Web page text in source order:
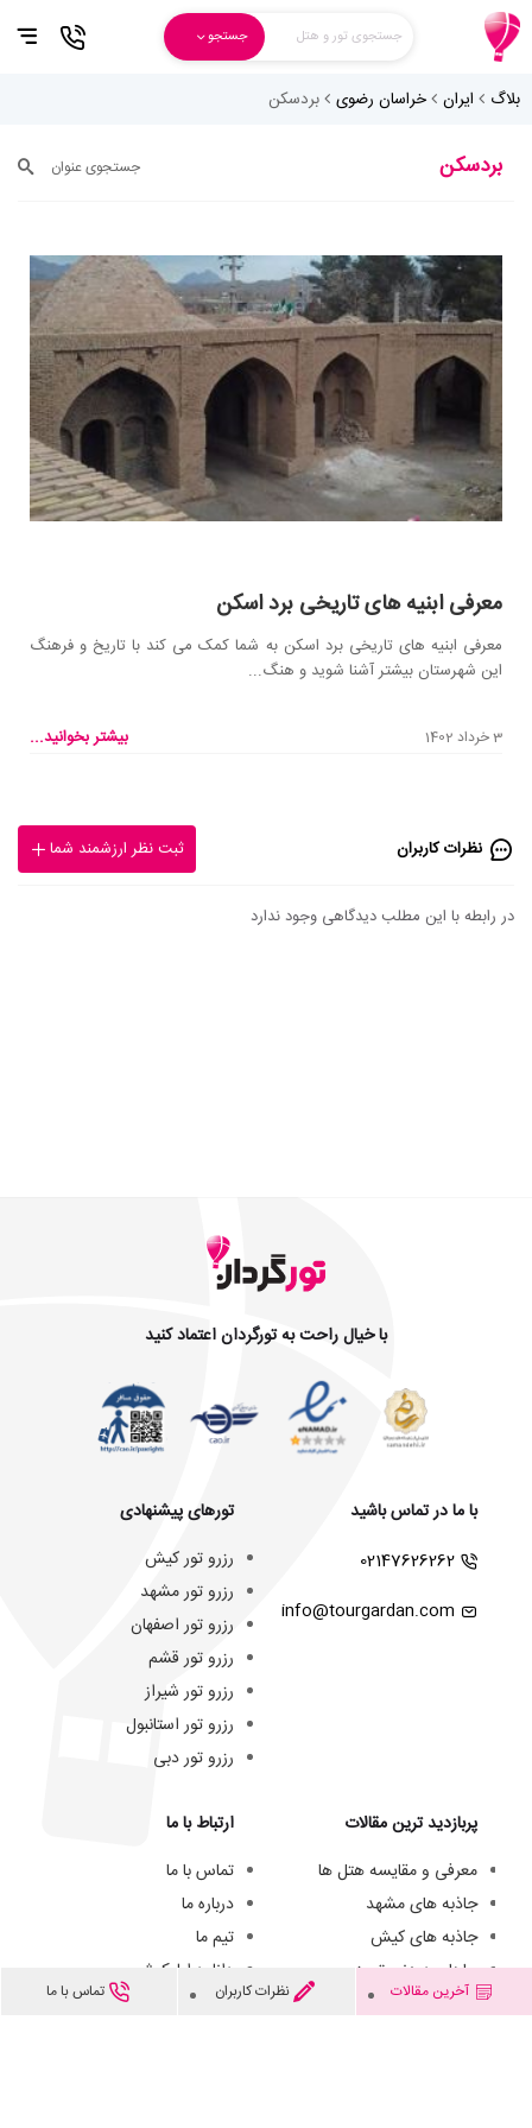
جستجوی تور و هتل جستجو
بلاگ ایران خراسان رضوی بردسکن
بردسکن جستجوی عنوان
معرفی ابنیه های تاریخی برد اسکن
معرفی ابنیه های تاریخی برد اسکن به شما کمک می کند با تاریخ و فرهنگ
این شهرستان بیشتر آشنا شوید و هنگ...
3 خرداد 1402 بیشتر بخوانید...
نظرات کاربران ثبت نظر ارزشمند شما
در رابطه با این مطلب دیدگاهی وجود ندارد
آخرین مقالات نظرات کاربران تماس با ما
با خیال راحت به تورگردان اعتماد کنید
با ما در تماس باشید
02147626262
info@tourgardan.com
تورهای پیشنهادی
رزرو تور کیش
رزرو تور مشهد
رزرو تور اصفهان
رزرو تور قشم
رزرو تور شیراز
رزرو تور استانبول
رزرو تور دبی
پربازدید ترین مقالات
معرفی و مقایسه هتل ها
جاذبه های مشهد
جاذبه های کیش
جاهای دیدنی تبریز
هتل های سه ستاره مشهد
ارتباط با ما
تماس با ما
درباره ما
تیم ما
دانلود اپلیکیشن
فرصت های شغلی